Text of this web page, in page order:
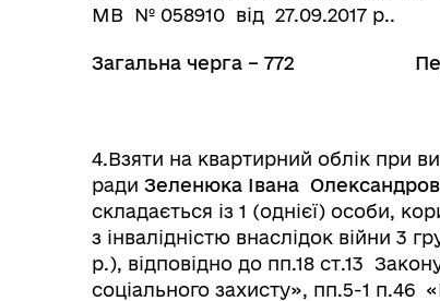
МВ № 058910 від 27.09.2017 р..
Загальна черга – 772
4.Взяти на квартирний облік при
ради Зеленюка Івана
складається із 1 (однієї) особи,
з інвалідністю внаслідок війни 3
р.), відповідно до пп.18 ст.13
соціального захисту», пп.5-1